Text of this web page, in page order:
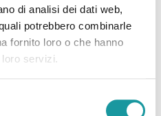
di analisi dei dati web,
potrebbero combinarle
fornito loro o che hanno
servizi.